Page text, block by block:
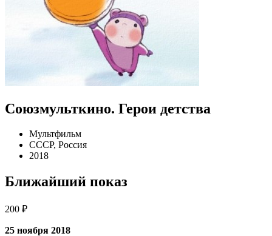
Союзмульткино. Герои детства
Мультфильм
СССР, Россия
2018
Ближайший показ
200 ₽
25 ноября 2018